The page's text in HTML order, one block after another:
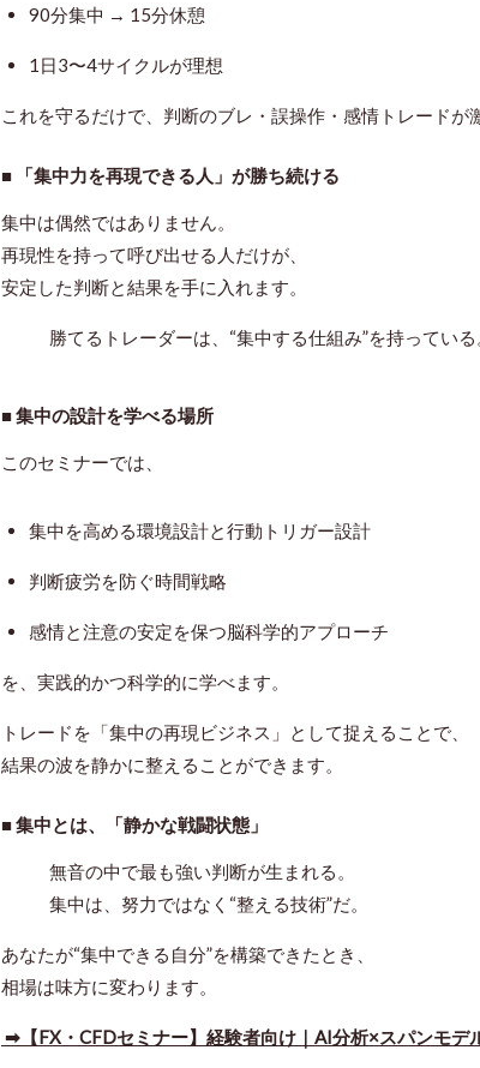
90分集中 → 15分休憩
1日3〜4サイクルが理想
これを守るだけで、判断のブレ・誤操作・感情トレードが
■ 「集中力を再現できる人」が勝ち続ける
集中は偶然ではありません。
再現性を持って呼び出せる人だけが、
安定した判断と結果を手に入れます。
勝てるトレーダーは、“集中する仕組み”を持っている
■ 集中の設計を学べる場所
このセミナーでは、
集中を高める環境設計と行動トリガー設計
判断疲労を防ぐ時間戦略
感情と注意の安定を保つ脳科学的アプローチ
を、実践的かつ科学的に学べます。
トレードを「集中の再現ビジネス」として捉えることで、
結果の波を静かに整えることができます。
■ 集中とは、「静かな戦闘状態」
無音の中で最も強い判断が生まれる。
集中は、努力ではなく“整える技術”だ。
あなたが“集中できる自分”を構築できたとき、
相場は味方に変わります。
➡【FX・CFDセミナー】経験者向け｜AI分析×スパンモデ